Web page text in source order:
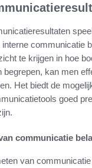
communicatie
te krijgen in hoe
begrepen, kan men
Het biedt de
goed
communicatie
van